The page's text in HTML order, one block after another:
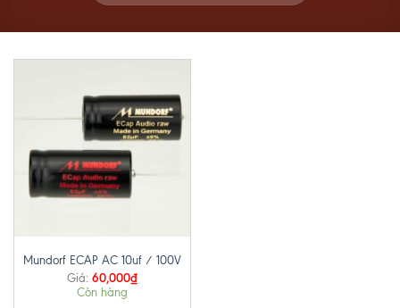
Mundorf ECAP AC 10uf / 100V
Giá: 60,000₫
Còn hàng